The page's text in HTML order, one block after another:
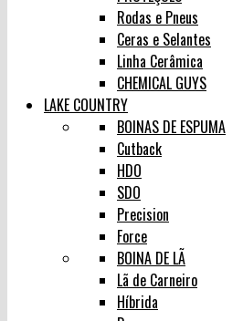
Rodas e Pneus
Ceras e Selantes
Linha Cerâmica
CHEMICAL GUYS
LAKE COUNTRY
BOINAS DE ESPUMA
Cutback
HDO
SDO
Precision
Force
BOINA DE LÃ
Lã de Carneiro
Híbrida